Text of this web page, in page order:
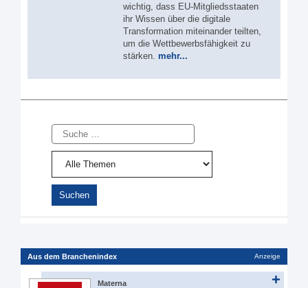
wichtig, dass EU-Mitgliedsstaaten
ihr Wissen über die digitale
Transformation miteinander teilten,
um die Wettbewerbsfähigkeit zu
stärken. mehr...
Suche
Aus dem Branchenindex Anzeige
Materna